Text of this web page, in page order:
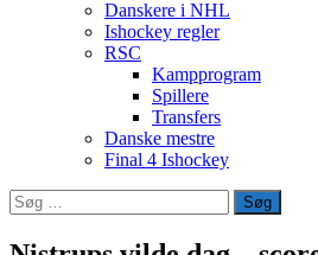
Danskere i NHL
Ishockey regler
RSC
Kampprogram
Spillere
Transfers
Danske mestre
Final 4 Ishockey
Søg
efter: